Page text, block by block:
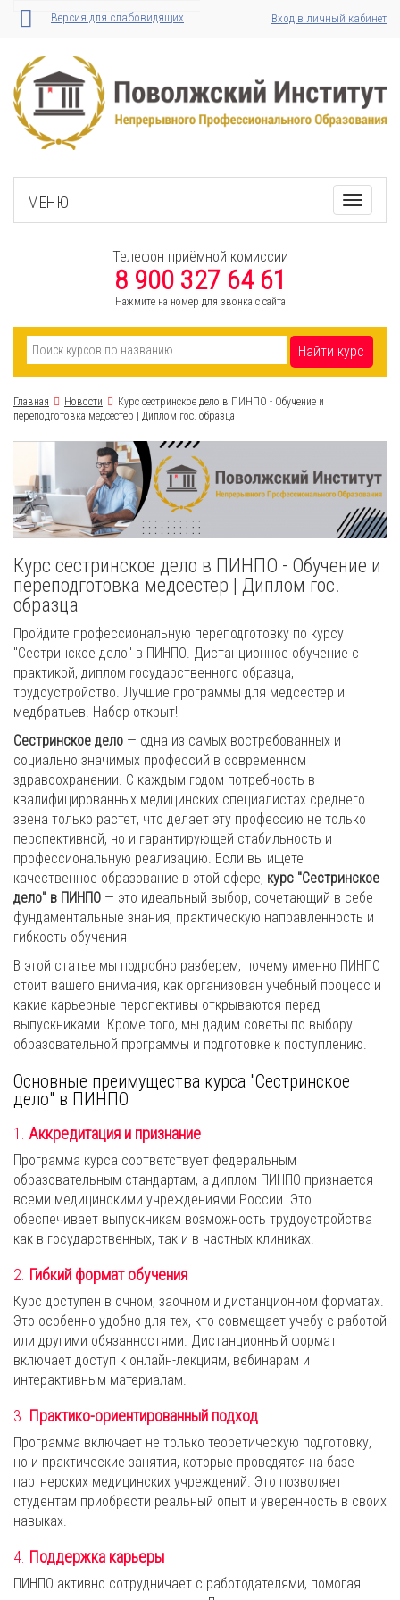
Версия для слабовидящих Вход в личный кабинет
МЕНЮ
Toggle
Телефон приёмной комиссии
8 900 327 64 61
Нажмите на номер для звонка с сайта
Найти курс
Главная Новости
Курс сестринское дело в ПИНПО - Обучение и
переподготовка медсестер | Диплом гос. образца
Курс сестринское дело в ПИНПО - Обучение и
переподготовка медсестер | Диплом гос.
образца
Пройдите профессиональную переподготовку по курсу
"Сестринское дело" в ПИНПО. Дистанционное обучение с
практикой, диплом государственного образца,
трудоустройство. Лучшие программы для медсестер и
медбратьев. Набор открыт!
Сестринское дело — одна из самых востребованных и
социально значимых профессий в современном
здравоохранении. С каждым годом потребность в
квалифицированных медицинских специалистах среднего
звена только растет, что делает эту профессию не только
перспективной, но и гарантирующей стабильность и
профессиональную реализацию. Если вы ищете
качественное образование в этой сфере, курс "Сестринское
дело" в ПИНПО — это идеальный выбор, сочетающий в себе
фундаментальные знания, практическую направленность и
гибкость обучения
В этой статье мы подробно разберем, почему именно ПИНПО
стоит вашего внимания, как организован учебный процесс и
какие карьерные перспективы открываются перед
выпускниками. Кроме того, мы дадим советы по выбору
образовательной программы и подготовке к поступлению.
Основные преимущества курса "Сестринское
дело" в ПИНПО
1. Аккредитация и признание
Программа курса соответствует федеральным
образовательным стандартам, а диплом ПИНПО признается
всеми медицинскими учреждениями России. Это
обеспечивает выпускникам возможность трудоустройства
как в государственных, так и в частных клиниках.
2. Гибкий формат обучения
Курс доступен в очном, заочном и дистанционном форматах.
Это особенно удобно для тех, кто совмещает учебу с работой
или другими обязанностями. Дистанционный формат
включает доступ к онлайн-лекциям, вебинарам и
интерактивным материалам.
3. Практико-ориентированный подход
Программа включает не только теоретическую подготовку,
но и практические занятия, которые проводятся на базе
партнерских медицинских учреждений. Это позволяет
студентам приобрести реальный опыт и уверенность в своих
навыках.
4. Поддержка карьеры
ПИНПО активно сотрудничает с работодателями, помогая